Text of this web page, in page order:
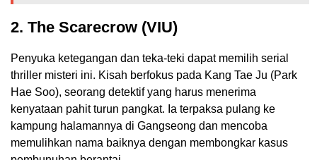
2. The Scarecrow (VIU)
Penyuka ketegangan dan teka-teki dapat memilih serial
thriller misteri ini. Kisah berfokus pada Kang Tae Ju (Park
Hae Soo), seorang detektif yang harus menerima
kenyataan pahit turun pangkat. Ia terpaksa pulang ke
kampung halamannya di Gangseong dan mencoba
memulihkan nama baiknya dengan membongkar kasus